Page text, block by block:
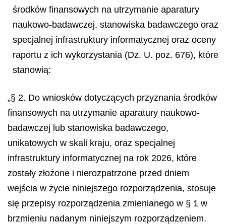
środków finansowych na utrzymanie aparatury
naukowo-badawczej, stanowiska badawczego oraz
specjalnej infrastruktury informatycznej oraz oceny
raportu z ich wykorzystania (Dz. U. poz. 676), które
stanowią:
„§ 2. Do wniosków dotyczących przyznania środków
finansowych na utrzymanie aparatury naukowo-
badawczej lub stanowiska badawczego,
unikatowych w skali kraju, oraz specjalnej
infrastruktury informatycznej na rok 2026, które
zostały złożone i nierozpatrzone przed dniem
wejścia w życie niniejszego rozporządzenia, stosuje
się przepisy rozporządzenia zmienianego w § 1 w
brzmieniu nadanym niniejszym rozporządzeniem.